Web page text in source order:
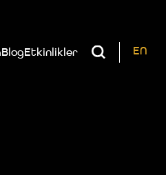
BlogEtkinlikler EN